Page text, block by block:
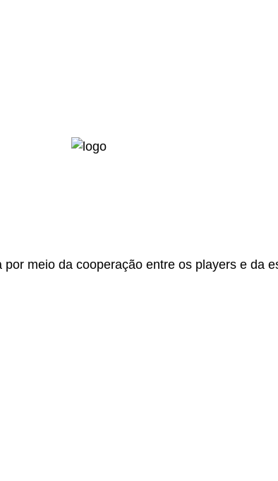
meio da cooperação entre os players e da